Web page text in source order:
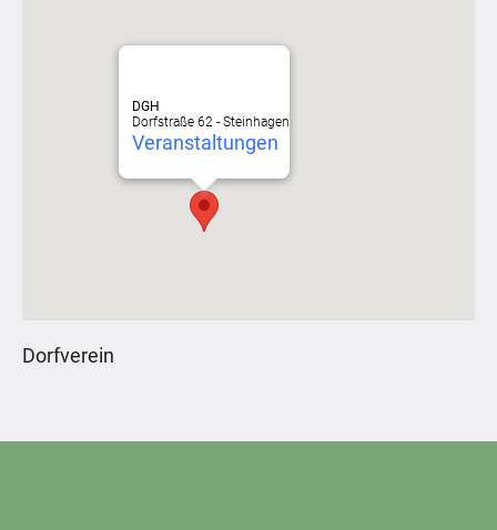
DGH
Dorfstraße 62 - Steinhagen
Veranstaltungen
Dorfverein